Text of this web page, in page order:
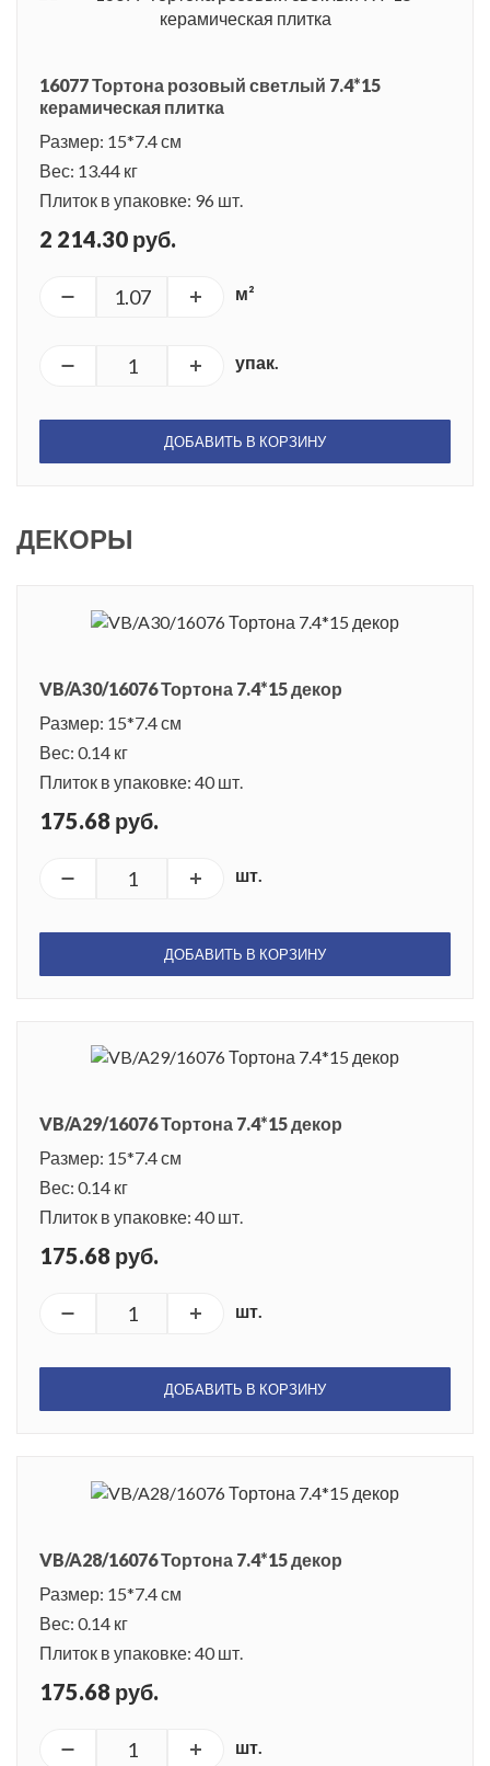
16077 Тортона розовый светлый 7.4*15
керамическая плитка
Размер: 15*7.4 см
Вес: 13.44 кг
Плиток в упаковке: 96 шт.
2 214.30 руб.
м²
упак.
ДОБАВИТЬ В КОРЗИНУ
ДЕКОРЫ
VB/A30/16076 Тортона 7.4*15 декор
Размер: 15*7.4 см
Вес: 0.14 кг
Плиток в упаковке: 40 шт.
175.68 руб.
шт.
ДОБАВИТЬ В КОРЗИНУ
VB/A29/16076 Тортона 7.4*15 декор
Размер: 15*7.4 см
Вес: 0.14 кг
Плиток в упаковке: 40 шт.
175.68 руб.
шт.
ДОБАВИТЬ В КОРЗИНУ
VB/A28/16076 Тортона 7.4*15 декор
Размер: 15*7.4 см
Вес: 0.14 кг
Плиток в упаковке: 40 шт.
175.68 руб.
шт.